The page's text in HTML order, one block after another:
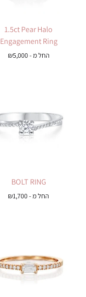
1.5ct Pear Halo
Engagement Ring
החל מ - ₪5,000
BOLT RING
החל מ - ₪1,700